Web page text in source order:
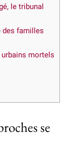
le tribunal
des familles
mortels
se